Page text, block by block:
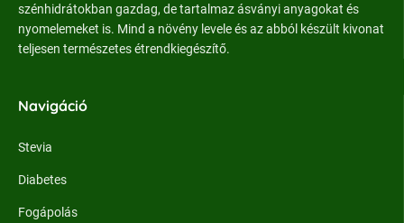
szénhidrátokban gazdag, de tartalmaz ásványi anyagokat és
nyomelemeket is. Mind a növény levele és az abból készült kivonat
teljesen természetes étrendkiegészítő.
Navigáció
Stevia
Diabetes
Fogápolás